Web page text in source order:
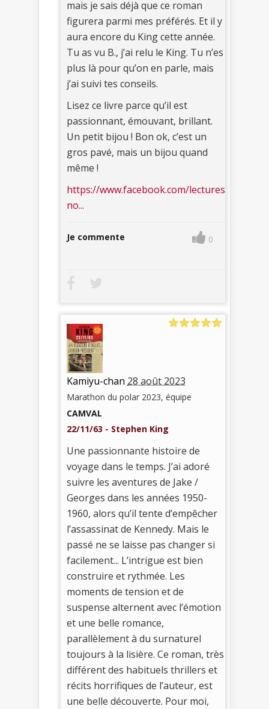
mais je sais déjà que ce roman
figurera parmi mes préférés. Et il y
aura encore du King cette année.
Tu as vu B., j’ai relu le King. Tu n’es
plus là pour qu’on en parle, mais
j’ai suivi tes conseils.
Lisez ce livre parce qu’il est
passionnant, émouvant, brillant.
Un petit bijou ! Bon ok, c’est un
gros pavé, mais un bijou quand
même !
https://www.facebook.com/lectures
no...
Je commente 0
Kamiyu-chan 28 août 2023
Marathon du polar 2023, équipe
CAMVAL
22/11/63 - Stephen King
Une passionnante histoire de
voyage dans le temps. J’ai adoré
suivre les aventures de Jake /
Georges dans les années 1950-
1960, alors qu’il tente d’empêcher
l’assassinat de Kennedy. Mais le
passé ne se laisse pas changer si
facilement... L’intrigue est bien
construire et rythmée. Les
moments de tension et de
suspense alternent avec l’émotion
et une belle romance,
parallèlement à du surnaturel
toujours à la lisière. Ce roman, très
différent des habituels thrillers et
récits horrifiques de l’auteur, est
une belle découverte. Pour moi,